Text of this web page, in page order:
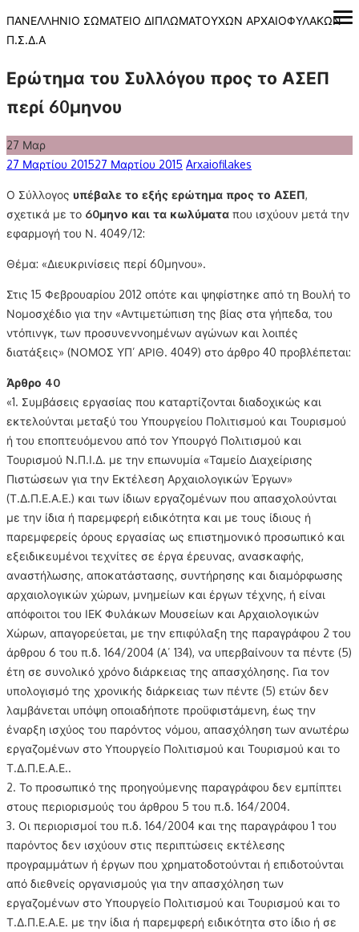
Skip
to
ΠΑΝΕΛΛΗΝΙΟ ΣΩΜΑΤΕΙΟ ΔΙΠΛΩΜΑΤΟΥΧΩΝ ΑΡΧΑΙΟΦΥΛΑΚΩΝ
Π.Σ.Δ.Α
Ερώτημα του Συλλόγου προς το ΑΣΕΠ
περί 60μηνου
27 Μαρ
Posted
27 Μαρτίου 201527 Μαρτίου 2015 Author
Arxaiofilakes
Ο Σύλλογος υπέβαλε το εξής ερώτημα προς το ΑΣΕΠ,
σχετικά με το 60μηνο και τα κωλύματα που ισχύουν μετά την
εφαρμογή του Ν. 4049/12:
Θέμα: «Διευκρινίσεις περί 60μηνου».
Στις 15 Φεβρουαρίου 2012 οπότε και ψηφίστηκε από τη Βουλή το
Νομοσχέδιο για την «Αντιμετώπιση της βίας στα γήπεδα, του
ντόπινγκ, των προσυνεννοημένων αγώνων και λοιπές
διατάξεις» (ΝΟΜΟΣ ΥΠ’ ΑΡΙΘ. 4049) στο άρθρο 40 προβλέπεται:
Άρθρο 40
«1. Συμβάσεις εργασίας που καταρτίζονται διαδοχικώς και
εκτελούνται μεταξύ του Υπουργείου Πολιτισμού και Τουρισμού
ή του εποπτευόμενου από τον Υπουργό Πολιτισμού και
Τουρισμού Ν.Π.Ι.Δ. με την επωνυμία «Ταμείο Διαχείρισης
Πιστώσεων για την Εκτέλεση Αρχαιολογικών Έργων»
(Τ.Δ.Π.Ε.Α.Ε.) και των ίδιων εργαζομένων που απασχολούνται
με την ίδια ή παρεμφερή ειδικότητα και με τους ίδιους ή
παρεμφερείς όρους εργασίας ως επιστημονικό προσωπικό και
εξειδικευμένοι τεχνίτες σε έργα έρευνας, ανασκαφής,
αναστήλωσης, αποκατάστασης, συντήρησης και διαμόρφωσης
αρχαιολογικών χώρων, μνημείων και έργων τέχνης, ή είναι
απόφοιτοι του ΙΕΚ Φυλάκων Μουσείων και Αρχαιολογικών
Χώρων, απαγορεύεται, με την επιφύλαξη της παραγράφου 2 του
άρθρου 6 του π.δ. 164/2004 (Α΄ 134), να υπερβαίνουν τα πέντε (5)
έτη σε συνολικό χρόνο διάρκειας της απασχόλησης. Για τον
υπολογισμό της χρονικής διάρκειας των πέντε (5) ετών δεν
λαμβάνεται υπόψη οποιαδήποτε προϋφιστάμενη, έως την
έναρξη ισχύος του παρόντος νόμου, απασχόληση των ανωτέρω
εργαζομένων στο Υπουργείο Πολιτισμού και Τουρισμού και το
Τ.Δ.Π.Ε.Α.Ε..
2. Το προσωπικό της προηγούμενης παραγράφου δεν εμπίπτει
στους περιορισμούς του άρθρου 5 του π.δ. 164/2004.
3. Οι περιορισμοί του π.δ. 164/2004 και της παραγράφου 1 του
παρόντος δεν ισχύουν στις περιπτώσεις εκτέλεσης
προγραμμάτων ή έργων που χρηματοδοτούνται ή επιδοτούνται
από διεθνείς οργανισμούς για την απασχόληση των
εργαζομένων στο Υπουργείο Πολιτισμού και Τουρισμού και το
Τ.Δ.Π.Ε.Α.Ε. με την ίδια ή παρεμφερή ειδικότητα στο ίδιο ή σε